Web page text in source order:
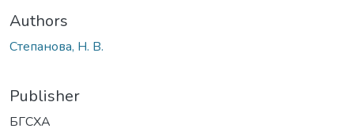
Authors
Степанова, Н. В.
Publisher
БГСХА